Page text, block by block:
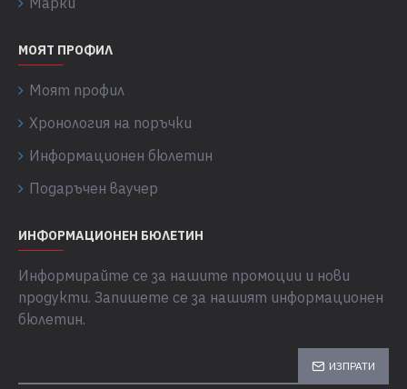
МОЯТ ПРОФИЛ
Моят профил
Хронология на поръчки
Информационен бюлетин
Подаръчен ваучер
ИНФОРМАЦИОНЕН БЮЛЕТИН
Информирайте се за нашите промоции и нови
продукти. Запишете се за нашият информационен
бюлетин.
ИЗПРАТИ